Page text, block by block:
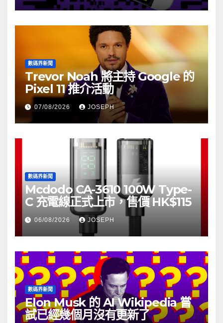
數碼界新聞
Trevor Noah 將主持 Google 的
Pixel 11 推介活動
07/08/2026 JOSEPH
數碼界新聞
Mcdodo CA-3610 100W Type-
C 充電線正式上市，售價 HK$115
06/08/2026 JOSEPH
數碼界新聞
Elon Musk 的 AI Wikipedia 嘗
試已經幾個月沒有更新了